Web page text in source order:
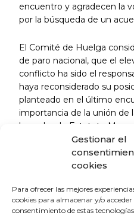
Gestionar el
cookies
Para ofrecer las mejores
cookies para almacenar y/o
consentimiento de estas
encuentro y agradecen la
por la búsqueda de un
El Comité de Huelga
de paro nacional, que el
conflicto ha sido el
haya reconsiderado su
planteado en el último
importancia de la unión de
borrador de Estatuto Marco
Confederación
Sindicato Médico